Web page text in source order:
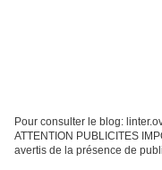
Pour consulter le blog:
ATTENTION PUBLICITES
avertis de la présence de